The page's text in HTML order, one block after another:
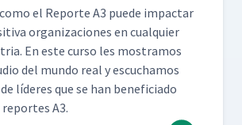
el Reporte A3 puede impactar
orga­ni­za­ciones en cualquier
En este cur­so les mostramos
del mun­do real y escuchamos
líderes que se han ben­e­fi­ci­a­do
A3.